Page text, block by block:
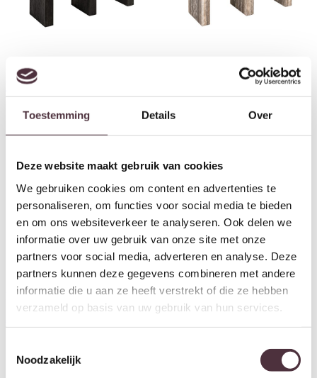
Toestemming Details Over
Deze website maakt gebruik van cookies
We gebruiken cookies om content en advertenties te
personaliseren, om functies voor social media te bieden
en om ons websiteverkeer te analyseren. Ook delen we
informatie over uw gebruik van onze site met onze
partners voor social media, adverteren en analyse. Deze
partners kunnen deze gegevens combineren met andere
informatie die u aan ze heeft verstrekt of die ze hebben
verzameld op basis van uw gebruik van hun services.
Noodzakelijk
Richmond Interiors Console
Ashford dark brown
Richmond Interiors Console
Richmond Interiors Console
Sanchis brass antique
Richmond Interiors Console
Locarno brushed gold